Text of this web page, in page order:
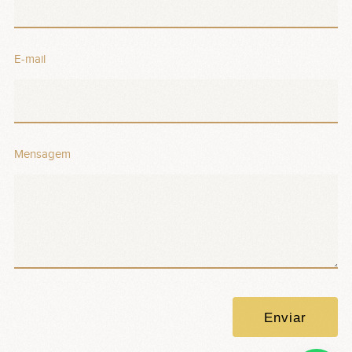
E-mail
Mensagem
Enviar